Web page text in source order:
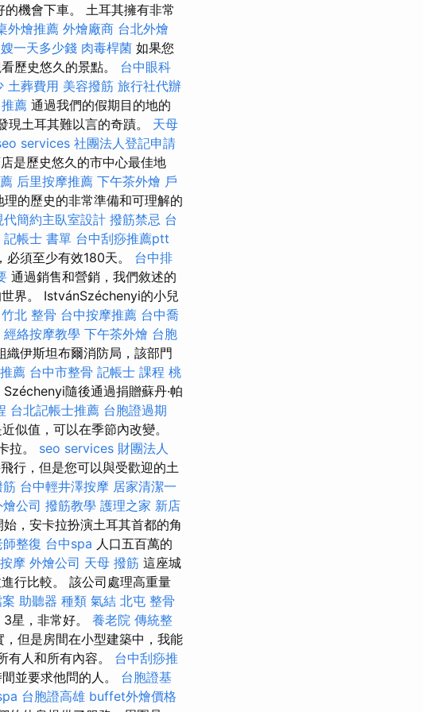
機會下車。 土耳其擁有非常
外燴推薦 外燴廠商 台北外燴
嫂一天多少錢 肉毒桿菌 如果您
歷史悠久的景點。 台中眼科
土葬費用 美容撥筋 旅行社代辦
薦 通過我們的假期目的地的
土耳其難以言的奇蹟。 天母
services 社團法人登記申請
是歷史悠久的市中心最佳地
后里按摩推薦 下午茶外燴 戶
的歷史的非常準備和可理解的
代簡約主臥室設計 撥筋禁忌 台
記帳士 書單 台中刮痧推薦ptt
須至少有效180天。 台中排
通過銷售和營銷，我們敘述的
界。 IstvánSzéchenyi的小兒
竹北 整骨 台中按摩推薦 台中喬
經絡按摩教學 下午茶外燴 台胞
伊斯坦布爾消防局，該部門
薦 台中市整骨 記帳士 課程 桃
Széchenyi隨後通過捐贈蘇丹·帕
台北記帳士推薦 台胞證過期
似值，可以在季節內改變。
拉。 seo services 財團法人
行，但是您可以與受歡迎的土
筋 台中輕井澤按摩 居家清潔一
燴公司 撥筋教學 護理之家 新店
，安卡拉扮演土耳其首都的角
整復 台中spa 人口五百萬的
按摩 外燴公司 天母 撥筋 這座城
行比較。 該公司處理高重量
助聽器 種類 氣結 北屯 整骨
3星，非常好。 養老院 傳統整
但是房間在小型建築中，我能
有人和所有內容。 台中刮痧推
並要求他問的人。 台胞證基
台胞證高雄 buffet外燴價格